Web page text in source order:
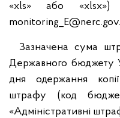
«xls» або «xlsx»)
Зазначена сума
Державного бюджету
дня одержання
штрафу (код
«Адміністративні